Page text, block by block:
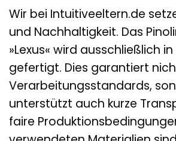
Wir bei Intuitiveeltern.de
und Nachhaltigkeit. Das
»Lexus« wird ausschließlich
gefertigt. Dies garantiert
Verarbeitungsstandards,
unterstützt auch kurze
faire